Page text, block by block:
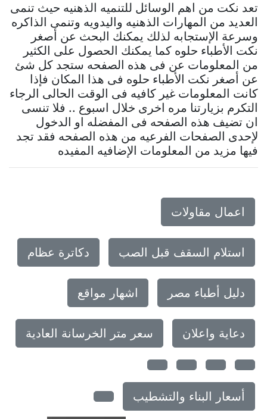
تعد نكت من اهم الوسائل للتنميه الذهنيه حيث تنمى
العديد من المهارات الذهنيه واليدويه وتنمى الذاكره
وسرعة الإستجابه لذلك يمكنك البحث عن أصغر
نكت الأطباء حلوه كما يمكنك الحصول على الكثير
من المعلومات عن فى هذه الصفحه ستجد كل شئ
عن أصغر نكت الأطباء حلوه فى هذا المكان فإذا
كانت المعلومات غير كافيه فى الوقت الحالى الرجاء
التكرم بزيارتنا مره اخرى خلال اسبوع .. فلا تنسى
ان تضيف هذه الصفحه فى المفضله او الدخول
لإحدى الصفحات الفرعيه من هذه الصفحه فقد تجد
فيها مزيد من المعلومات الإضافيه المفيده
اعمال مقاولات
استلام السقف قبل الصب دكاترة عظام
دليل أطباء مصر اشهار مواقع
دعاية واعلان سعر متر الخرسانة العادية
أسعار البناء والتشطيب